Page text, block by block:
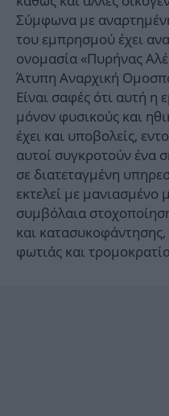
Σύμφωνα με
του εμπρησμού έχει
ονομασία «Πυρήνας
Άτυπη Αναρχική
Είναι σαφές ότι αυτή η
μόνον φυσικούς και
έχει και υποβολείς,
αυτοί συγκροτούν ένα
σε διατεταγμένη
εκτελεί με μανιασμένο
συμβόλαια
και
φωτιάς και